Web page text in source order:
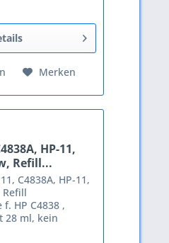
3000
5000 CD Printer...
Merken
HP-11,
Refill...
C4838A, HP-11,
Refill
HP C4838 ,
28 ml, kein